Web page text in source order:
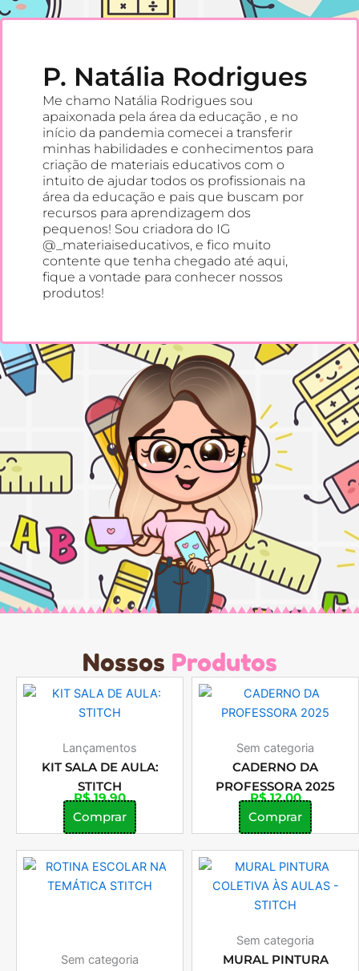
P. Natália Rodrigues
Me chamo Natália Rodrigues sou
apaixonada pela área da educação , e no
início da pandemia comecei a transferir
minhas habilidades e conhecimentos para
criação de materiais educativos com o
intuito de ajudar todos os profissionais na
área da educação e pais que buscam por
recursos para aprendizagem dos
pequenos! Sou criadora do IG
@_materiaiseducativos, e fico muito
contente que tenha chegado até aqui,
fique a vontade para conhecer nossos
produtos!
Nossos Produtos
Lançamentos
KIT SALA DE AULA:
STITCH
R$19,90
Comprar
Sem categoria
CADERNO DA
PROFESSORA 2025
R$12,00
Comprar
Sem categoria
Sem categoria
MURAL PINTURA